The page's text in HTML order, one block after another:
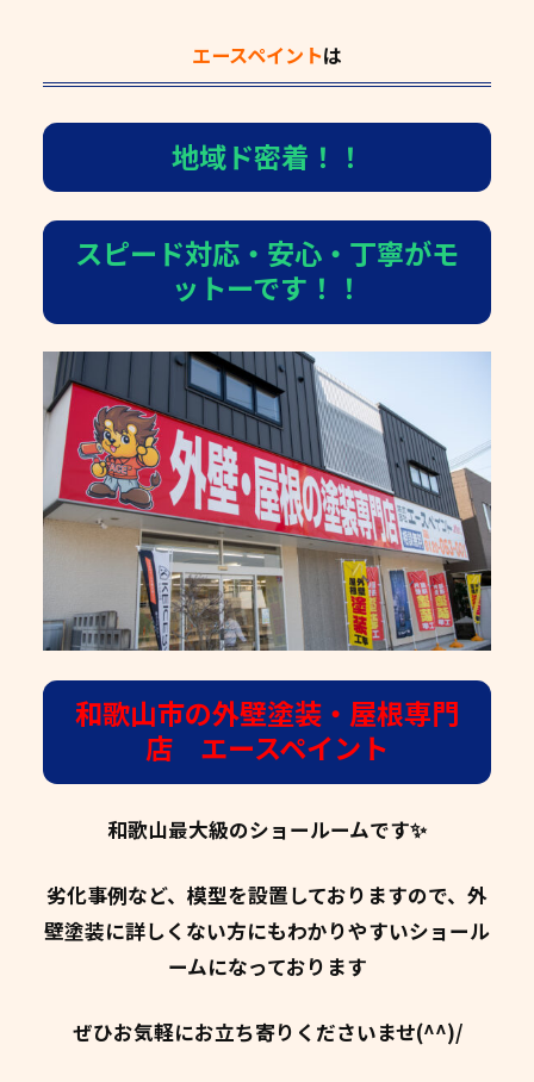
エースペイントは
地域ド密着！！
スピード対応・安心・丁寧がモ
ットーです！！
和歌山市の外壁塗装・屋根専門
店 エースペイント
和歌山最大級のショールームです✨
劣化事例など、模型を設置しておりますので、外
壁塗装に詳しくない方にもわかりやすいショール
ームになっております
ぜひお気軽にお立ち寄りくださいませ(^^)/